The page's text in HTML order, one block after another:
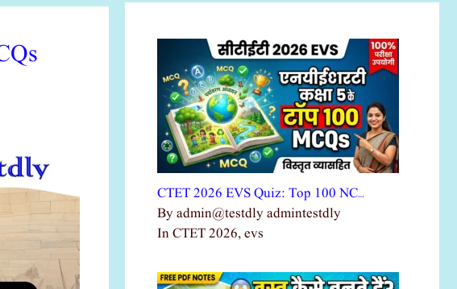
CTET 2026 EVS Quiz: Top 100 NC…
By admin@testdly admintestdly
In CTET 2026, evs